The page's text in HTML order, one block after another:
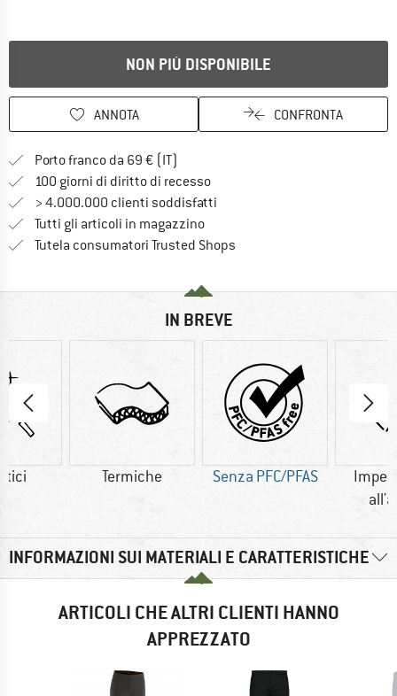
NON PIÙ DISPONIBILE
ANNOTA CONFRONTA
Porto franco da 69 € (IT)
100 giorni di diritto di recessoVai alla politica di recesso qui
> 4.000.000 clienti soddisfatti
Tutti gli articoli in magazzino
Tutela consumatori Trusted Shops
IN BREVE
Termiche Senza PFC/PFAS
INFORMAZIONI SUI MATERIALI E CARATTERISTICHE
ARTICOLI CHE ALTRI CLIENTI HANNO
APPREZZATO